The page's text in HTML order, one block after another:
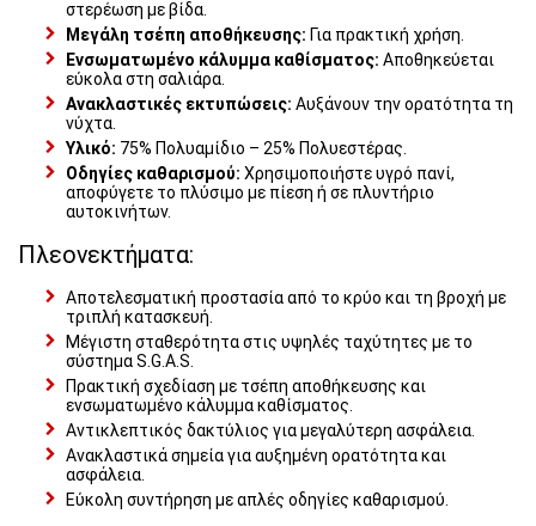
στερέωση με βίδα.
Μεγάλη τσέπη αποθήκευσης: Για πρακτική χρήση.
Ενσωματωμένο κάλυμμα καθίσματος: Αποθηκεύεται
εύκολα στη σαλιάρα.
Ανακλαστικές εκτυπώσεις: Αυξάνουν την ορατότητα τη
νύχτα.
Υλικό: 75% Πολυαμίδιο – 25% Πολυεστέρας.
Οδηγίες καθαρισμού: Χρησιμοποιήστε υγρό πανί,
αποφύγετε το πλύσιμο με πίεση ή σε πλυντήριο
αυτοκινήτων.
Πλεονεκτήματα:
Αποτελεσματική προστασία από το κρύο και τη βροχή με
τριπλή κατασκευή.
Μέγιστη σταθερότητα στις υψηλές ταχύτητες με το
σύστημα S.G.A.S.
Πρακτική σχεδίαση με τσέπη αποθήκευσης και
ενσωματωμένο κάλυμμα καθίσματος.
Αντικλεπτικός δακτύλιος για μεγαλύτερη ασφάλεια.
Ανακλαστικά σημεία για αυξημένη ορατότητα και
ασφάλεια.
Εύκολη συντήρηση με απλές οδηγίες καθαρισμού.